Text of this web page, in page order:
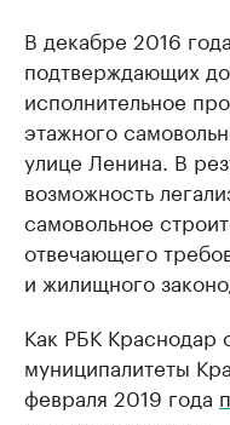
В декабре 2016
подтверждающих
исполнительное
этажного
улице Ленина. В
возможность
самовольное
отвечающего
и жилищного
Как РБК Краснодар
муниципалитеты
февраля 2019 года